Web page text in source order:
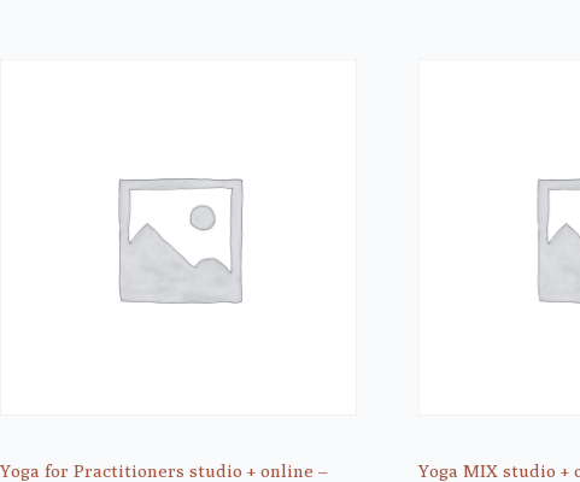
Yoga for Practitioners studio + online – Yoga MIX studio +